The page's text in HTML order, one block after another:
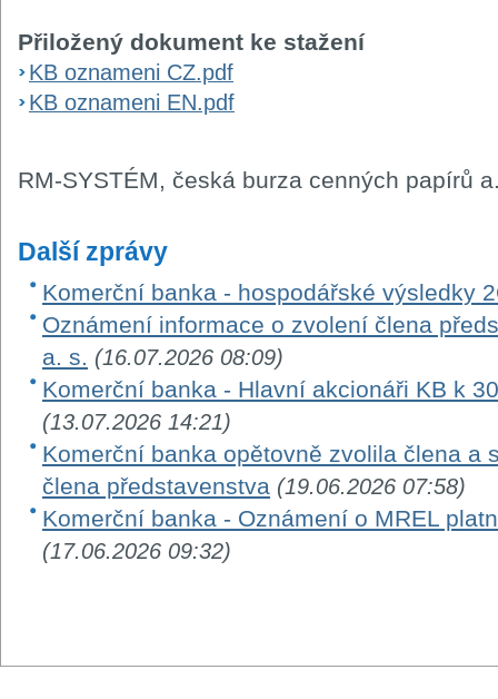
Přiložený dokument ke stažení
KB oznameni CZ.pdf
KB oznameni EN.pdf
RM-SYSTÉM, česká burza cenných papírů
Další zprávy
Komerční banka - hospodářské výsledky
Oznámení informace o zvolení člena
a. s. (16.07.2026 08:09)
Komerční banka - Hlavní akcionáři KB k
(13.07.2026 14:21)
Komerční banka opětovně zvolila člena a
člena představenstva (19.06.2026 07:58)
Komerční banka - Oznámení o MREL
(17.06.2026 09:32)